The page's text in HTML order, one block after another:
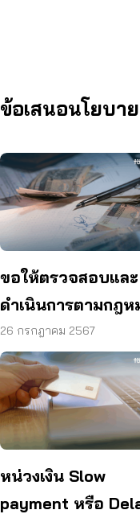
ข้อเสนอนโยบา
ขอให้ตรวจสอบและ
ดำเนินการตามกฎห
กับบริษัท ศรีสวัสดิ์
คอร์ปอเรชั่น จำกัด
(มหาชน)
26 กรกฎาคม 2567
หน่วงเงิน Slow
payment หรือ